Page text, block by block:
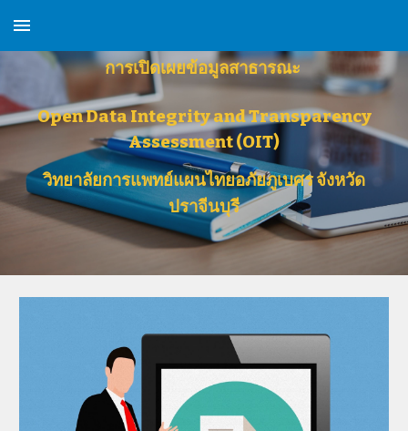
Skip to main content
การเปิดเผยข้อมูลสาธารณะ
Open Data Integrity and Transparency
Assessment (OIT)
วิทยาลัยการแพทย์แผนไทยอภัยภูเบศร จังหวัด
ปราจีนบุรี